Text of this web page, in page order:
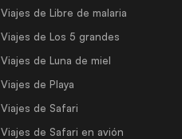
Viajes de Libre de malaria
Viajes de Los 5 grandes
Viajes de Luna de miel
Viajes de Playa
Viajes de Safari
Viajes de Safari en avión